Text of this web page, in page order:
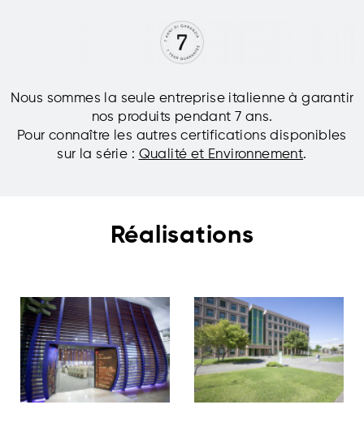
Nous sommes la seule entreprise italienne à garantir
nos produits pendant 7 ans.
Pour connaître les autres certifications disponibles
sur la série : Qualité et Environnement.
Réalisations